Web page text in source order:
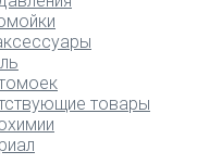
товары